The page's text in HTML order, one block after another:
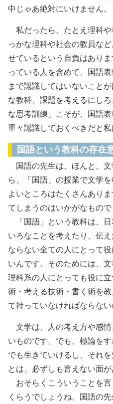
中じゃあ絶対にいけません。
私だったら、たとえ理科や
っかな理科や社会の教員な
せているという自負はあり
っている人を含めて、国語
まで認識してはいないこと
な教科、課題を考えるにし
な思考訓練」こそが、国語
重々認識しておくべきだと私
国語という教科の存在
国語の先生は、ほんと、
ら、「国語」の授業で文学
よいところはたくさんあり
てしまうのはいかがなもので
「国語」という教科は、日
いろなことを考えたり、伝
ならない全ての人にとって
いんです。そのためには、
理科系の人にとっても役に
術・考える技術・書く術を
て持っていなければならない
文学は、人の考え方や感情
いものです。でも、極論を
でも生きていけるし、それ
とは、必ずしも言えない面が
おそらくこういうことを言
くらうでしょうね。国語の